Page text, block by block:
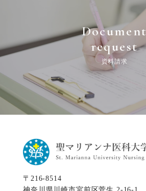
Document
request
資料請求
〒216-8514